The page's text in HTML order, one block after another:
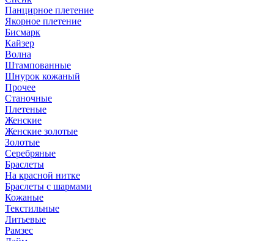
Панцирное плетение
Якорное плетение
Бисмарк
Кайзер
Волна
Штампованные
Шнурок кожаный
Прочее
Станочные
Плетеные
Женские
Женские золотые
Золотые
Серебряные
Браслеты
На красной нитке
Браслеты с шармами
Кожаные
Текстильные
Литьевые
Рамзес